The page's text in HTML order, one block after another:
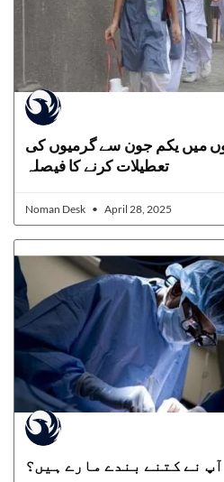
میں یکم جون سے گرمیوں کی
تعطیلات کرنے کا فیصلہ
Noman Desk April 28, 2025
آپ نے کتنے بندے مارے ہیں؟